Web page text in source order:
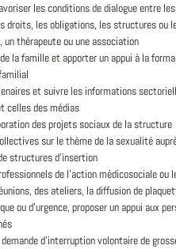
les conditions de dialogue entre
droits, les obligations, les structures ou
thérapeute ou une association
la famille et apporter un appui à la
et suivre les informations
celles des médias
des projets sociaux de la structure
sur le thème de la sexualité
structures d'insertion
de l'action médicosociale ou
des ateliers, la diffusion de
ou d'urgence, proposer un appui aux
d'interruption volontaire de